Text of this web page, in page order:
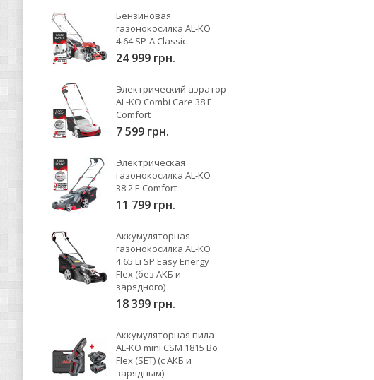
Бензиновая
газонокосилка AL-KO
4.64 SP-A Classic
24 999 грн.
Электрический аэратор
AL-KO Combi Care 38 E
Comfort
7 599 грн.
Электрическая
газонокосилка AL-KO
38.2 E Comfort
11 799 грн.
Аккумуляторная
газонокосилка AL-KO
4.65 Li SP Easy Energy
Flex (без АКБ и
зарядного)
18 399 грн.
Аккумуляторная пила
AL-KO mini CSM 1815 Bo
Flex (SET) (с АКБ и
зарядным)